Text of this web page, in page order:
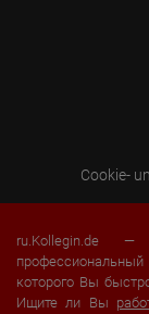
Cookie-
ru.Kollegin.de —
которого Вы
Ищите ли Вы